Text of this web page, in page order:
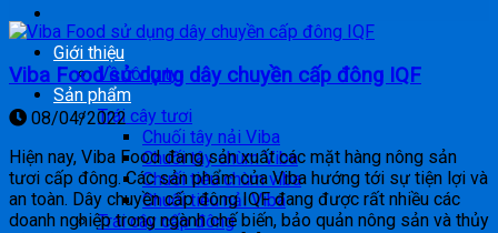
Giới thiệu
Về công ty
Sản phẩm
Trái cây tươi
Chuối tây nải Viba
Chuối tây chùm Viba
Chuối tiêu chùm viba
Chuối tiêu nải Viba
Trái cây cấp đông
Viba Food sử dụng dây chuyền cấp đông IQF
08/04/2022
Hiện nay, Viba Food đang sản xuất các mặt hàng nông sản
tươi cấp đông. Các sản phẩm của Viba hướng tới sự tiện lợi và
an toàn. Dây chuyền cấp đông IQF đang được rất nhiều các
doanh nghiệp trong ngành chế biến, bảo quản nông sản và thủy